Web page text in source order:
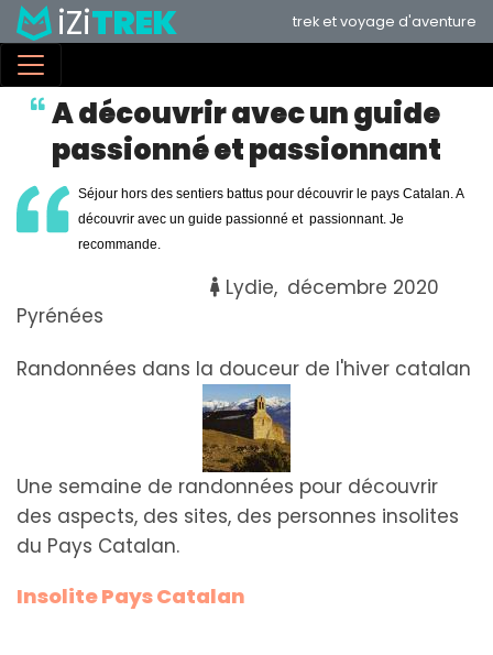
au
iZiTREK trek et voyage d'aventure
A découvrir avec un guide
passionné et passionnant
Séjour hors des sentiers battus pour découvrir le pays Catalan. A
découvrir avec un guide passionné et passionnant. Je
recommande.
Lydie décembre 2020
Insolite Pays Catalan
Pyrénées
Randonnées dans la douceur de l'hiver catalan
Une semaine de randonnées pour découvrir
des aspects, des sites, des personnes insolites
du Pays Catalan.